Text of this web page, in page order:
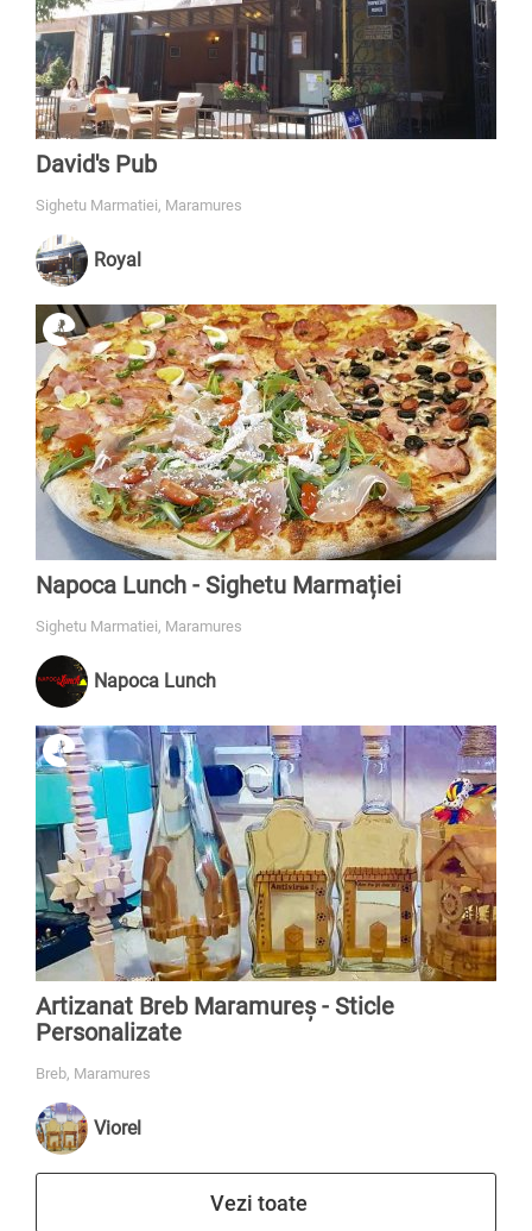
David's Pub
Sighetu Marmatiei, Maramures
Royal
Napoca Lunch - Sighetu Marmației
Sighetu Marmatiei, Maramures
Napoca Lunch
Artizanat Breb Maramureș - Sticle
Personalizate
Breb, Maramures
Viorel
Vezi toate